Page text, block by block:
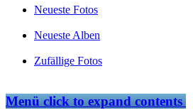
Neueste Fotos
Neueste Alben
Zufällige Fotos
Menüclick to expand contents